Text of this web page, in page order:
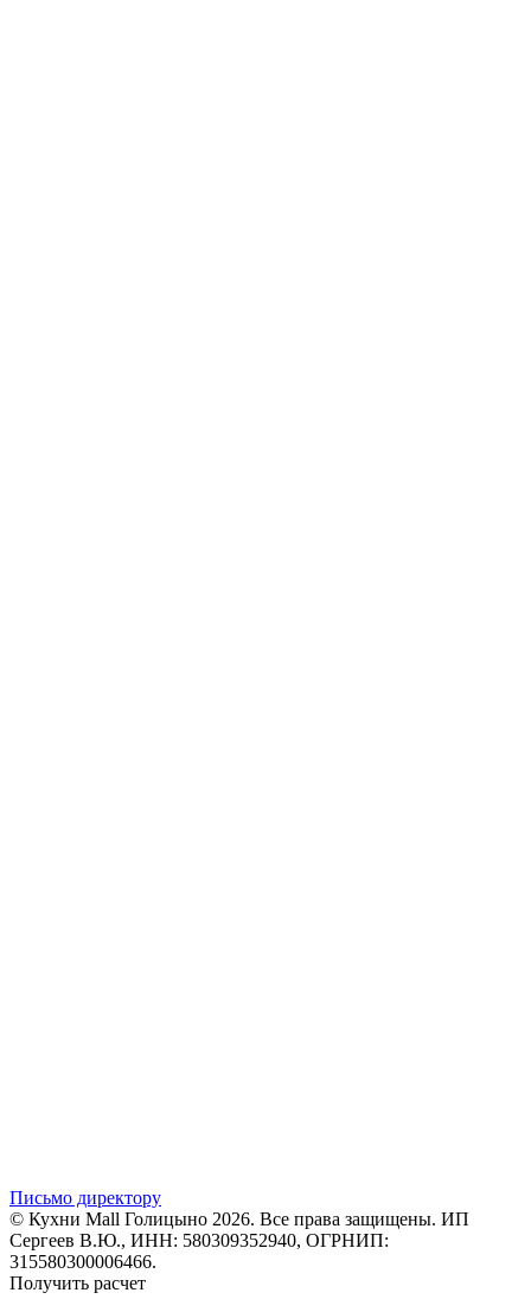
Письмо директору
© Кухни Mall Голицыно 2026. Все права защищены. ИП
Сергеев В.Ю., ИНН: 580309352940, ОГРНИП:
315580300006466.
Получить расчет